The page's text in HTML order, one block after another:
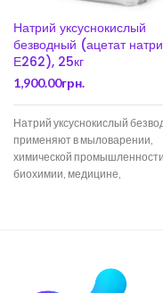
Натрий уксуснокислый
безводный (ацетат
Е262), 25кг
1,900.00грн.
Натрий уксуснокислый
применяют в мыловарении,
химической
биохимии, медицине,